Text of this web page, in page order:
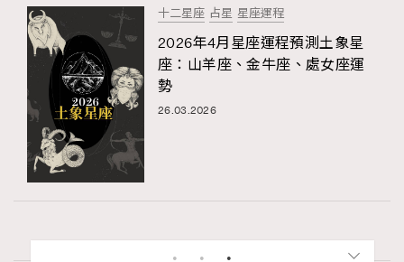
十二星座 占星 星座運程
2026年4月星座運程預測土象星
座：山羊座、金牛座、處女座運
勢
26.03.2026